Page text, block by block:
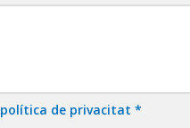
política de privacitat *